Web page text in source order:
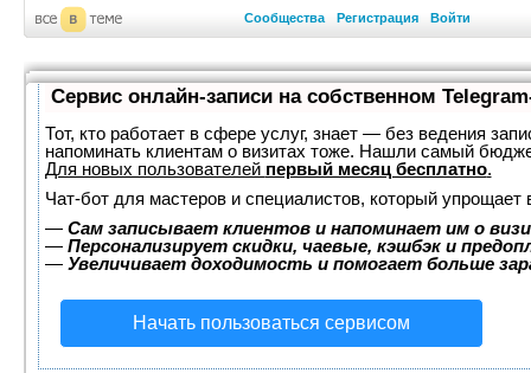
Сообщества Регистрация Войти
Сервис онлайн-записи на собственном
Тот, кто работает в сфере услуг, знает — без ведения
напоминать клиентам о визитах тоже. Нашли самый
Для новых пользователей первый месяц бесплатно.
Чат-бот для мастеров и специалистов, который упрощает
— Сам записывает клиентов и напоминает им о
— Персонализирует скидки, чаевые, кэшбэк и
— Увеличивает доходимость и помогает больше
Начать пользоваться сервисом